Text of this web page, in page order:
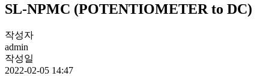
SL-NPMC (POTENTIOMETER to DC)
작성자
admin
작성일
2022-02-05 14:47